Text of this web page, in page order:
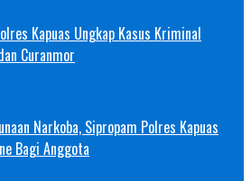
Kapuas Ungkap Kasus Kriminal
Curanmor
Narkoba, Sipropam Polres Kapuas
Bagi Anggota